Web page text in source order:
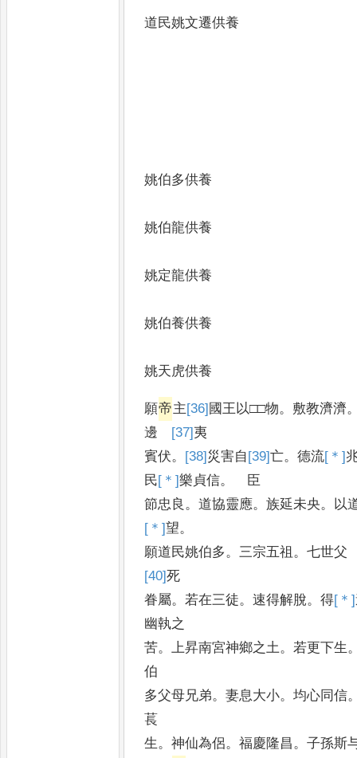
道民姚文遷供養
姚伯多供養
姚伯龍供養
姚定龍供養
姚伯養供養
姚天虎供養
願帝主[36]國 王以□□物。 敷教濟濟
邊 [37]夷
賓伏。 [38]災害自[39]亡。德流[＊]
民[＊]樂 貞信。
臣
節忠良 。道協靈應。族延未央。
以
[＊]望。
願道民姚伯多 。 三宗五祖 。七世
[40]死
眷屬。 若在三徒。速得解脫。得[＊]
幽執之
苦。 上昇南宮神鄉之土 。 若更下生
伯
多父母兄弟。妻息大小。均心同信
萇
生 。神仙為侶。福慶隆昌 。子孫斯